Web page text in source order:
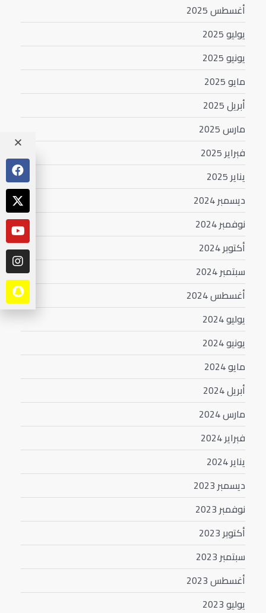
أغسطس 2025
يوليو 2025
يونيو 2025
مايو 2025
أبريل 2025
مارس 2025
فبراير 2025
يناير 2025
ديسمبر 2024
نوفمبر 2024
أكتوبر 2024
سبتمبر 2024
أغسطس 2024
يوليو 2024
يونيو 2024
مايو 2024
أبريل 2024
مارس 2024
فبراير 2024
يناير 2024
ديسمبر 2023
نوفمبر 2023
أكتوبر 2023
سبتمبر 2023
أغسطس 2023
يوليو 2023